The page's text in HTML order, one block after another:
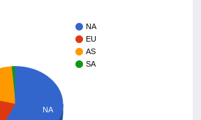
NA
EU
AS
SA
NA